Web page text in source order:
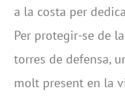
a la costa per
Per protegir-se de
torres de defensa,
molt present en la